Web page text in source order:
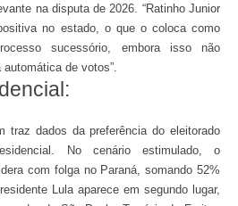
na disputa de 2026. “Ratinho Junior
no estado, o que o coloca como
sucessório, embora isso não
de votos”.
traz dados da preferência do eleitorado
No cenário estimulado, o
com folga no Paraná, somando 52%
Lula aparece em segundo lugar,